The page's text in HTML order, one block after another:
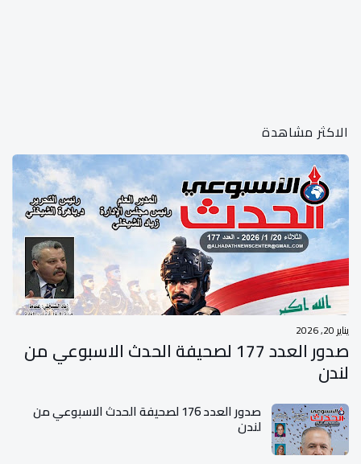
الاكثر مشاهدة
يناير 20, 2026
صدور العدد 177 لصحيفة الحدث الاسبوعي من
لندن
صدور العدد 176 لصحيفة الحدث الاسبوعي من
لندن